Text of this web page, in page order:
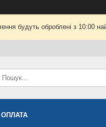
будуть оброблені з 10:00
ОПЛАТА